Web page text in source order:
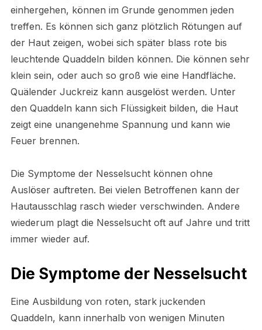
einhergehen, können im Grunde genommen jeden
treffen. Es können sich ganz plötzlich Rötungen auf
der Haut zeigen, wobei sich später blass rote bis
leuchtende Quaddeln bilden können. Die können sehr
klein sein, oder auch so groß wie eine Handfläche.
Quälender Juckreiz kann ausgelöst werden. Unter
den Quaddeln kann sich Flüssigkeit bilden, die Haut
zeigt eine unangenehme Spannung und kann wie
Feuer brennen.
Die Symptome der Nesselsucht können ohne
Auslöser auftreten. Bei vielen Betroffenen kann der
Hautausschlag rasch wieder verschwinden. Andere
wiederum plagt die Nesselsucht oft auf Jahre und tritt
immer wieder auf.
Die Symptome der Nesselsucht
Eine Ausbildung von roten, stark juckenden
Quaddeln, kann innerhalb von wenigen Minuten